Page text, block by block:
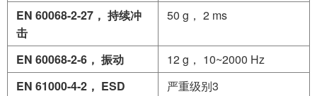
EN 60068-2-27 ， 持续冲
击
50 g， 2 ms
EN 60068-2-6 ， 振动
12 g， 10~2000 Hz
EN 61000-4-2 ， ESD
严重级别3